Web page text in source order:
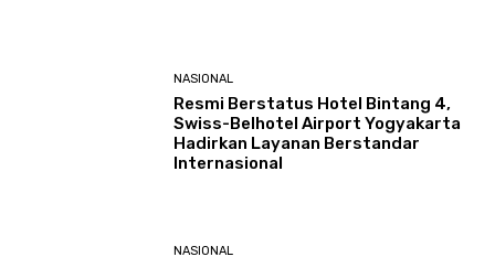
NASIONAL
Resmi Berstatus Hotel Bintang 4,
Swiss-Belhotel Airport Yogyakarta
Hadirkan Layanan Berstandar
Internasional
NASIONAL